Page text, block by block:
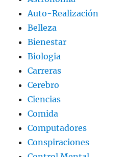
Auto-Realización
Belleza
Bienestar
Biologia
Carreras
Cerebro
Ciencias
Comida
Computadores
Conspiraciones